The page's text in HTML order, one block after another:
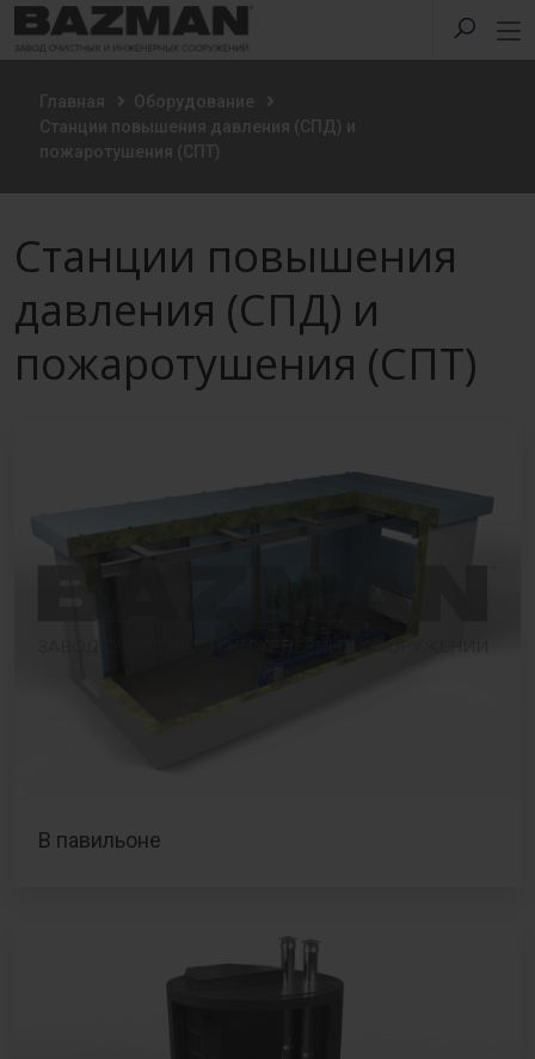
Главная
Оборудование
Станции повышения давления (СПД) и
пожаротушения (СПТ)
Станции повышения
давления (СПД) и
пожаротушения (СПТ)
В павильоне